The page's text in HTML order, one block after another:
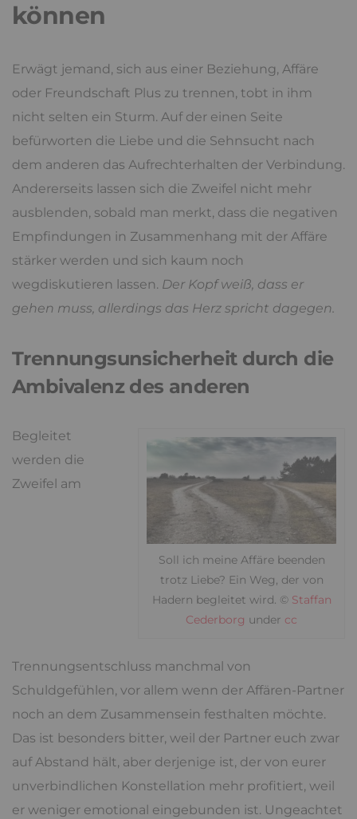
können
Erwägt jemand, sich aus einer Beziehung, Affäre
oder Freundschaft Plus zu trennen, tobt in ihm
nicht selten ein Sturm. Auf der einen Seite
befürworten die Liebe und die Sehnsucht nach
dem anderen das Aufrechterhalten der Verbindung.
Andererseits lassen sich die Zweifel nicht mehr
ausblenden, sobald man merkt, dass die negativen
Empfindungen in Zusammenhang mit der Affäre
stärker werden und sich kaum noch
wegdiskutieren lassen. Der Kopf weiß, dass er
gehen muss, allerdings das Herz spricht dagegen.
Trennungsunsicherheit durch die
Ambivalenz des anderen
Soll ich meine Affäre beenden
trotz Liebe? Ein Weg, der von
Hadern begleitet wird. © Staffan
Cederborg under cc
Begleitet
werden die
Zweifel am
Trennungsentschluss manchmal von
Schuldgefühlen, vor allem wenn der Affären-Partner
noch an dem Zusammensein festhalten möchte.
Das ist besonders bitter, weil der Partner euch zwar
auf Abstand hält, aber derjenige ist, der von eurer
unverbindlichen Konstellation mehr profitiert, weil
er weniger emotional eingebunden ist. Ungeachtet